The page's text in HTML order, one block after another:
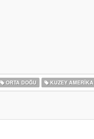
ORTA DOĞU KUZEY AMERIKA